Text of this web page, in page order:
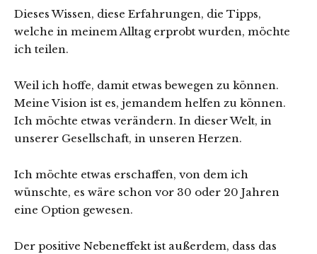
Dieses Wissen, diese Erfahrungen, die Tipps,
welche in meinem Alltag erprobt wurden, möchte
ich teilen.
Weil ich hoffe, damit etwas bewegen zu können.
Meine Vision ist es, jemandem helfen zu können.
Ich möchte etwas verändern. In dieser Welt, in
unserer Gesellschaft, in unseren Herzen.
Ich möchte etwas erschaffen, von dem ich
wünschte, es wäre schon vor 30 oder 20 Jahren
eine Option gewesen.
Der positive Nebeneffekt ist außerdem, dass das